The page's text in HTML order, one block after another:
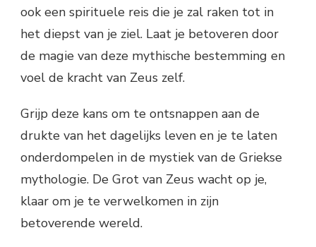
ook een spirituele reis die je zal raken tot in
het diepst van je ziel. Laat je betoveren door
de magie van deze mythische bestemming en
voel de kracht van Zeus zelf.
Grijp deze kans om te ontsnappen aan de
drukte van het dagelijks leven en je te laten
onderdompelen in de mystiek van de Griekse
mythologie. De Grot van Zeus wacht op je,
klaar om je te verwelkomen in zijn
betoverende wereld.